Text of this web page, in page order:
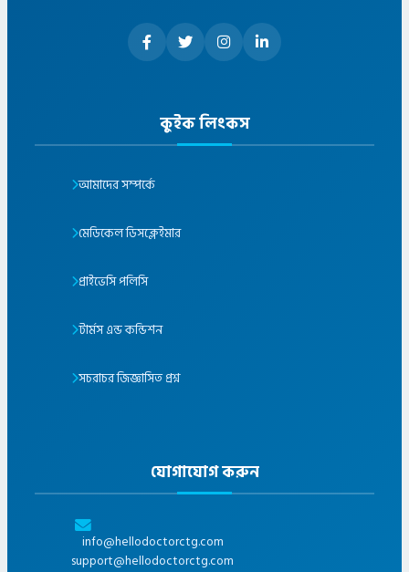
কুইক লিংকস
আমাদের সম্পর্কে
মেডিকেল ডিসক্লেইমার
প্রাইভেসি পলিসি
টার্মস এন্ড কন্ডিশন
সচরাচর জিজ্ঞাসিত প্রশ্ন
যোগাযোগ করুন
info@hellodoctorctg.com
support@hellodoctorctg.com